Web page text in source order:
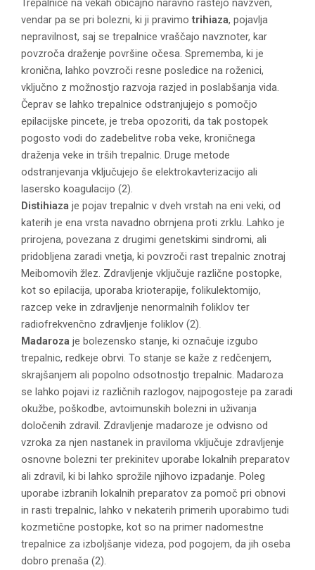
Trepalnice na vekah običajno naravno rastejo navzven,
vendar pa se pri bolezni, ki ji pravimo trihiaza, pojavlja
nepravilnost, saj se trepalnice vraščajo navznoter, kar
povzroča draženje površine očesa. Sprememba, ki je
kronična, lahko povzroči resne posledice na roženici,
vključno z možnostjo razvoja razjed in poslabšanja vida.
Čeprav se lahko trepalnice odstranjujejo s pomočjo
epilacijske pincete, je treba opozoriti, da tak postopek
pogosto vodi do zadebelitve roba veke, kroničnega
draženja veke in trših trepalnic. Druge metode
odstranjevanja vključujejo še elektrokavterizacijo ali
lasersko koagulacijo (2).
Distihiaza je pojav trepalnic v dveh vrstah na eni veki, od
katerih je ena vrsta navadno obrnjena proti zrklu. Lahko je
prirojena, povezana z drugimi genetskimi sindromi, ali
pridobljena zaradi vnetja, ki povzroči rast trepalnic znotraj
Meibomovih žlez. Zdravljenje vključuje različne postopke,
kot so epilacija, uporaba krioterapije, folikulektomijo,
razcep veke in zdravljenje nenormalnih foliklov ter
radiofrekvenčno zdravljenje foliklov (2).
Madaroza je bolezensko stanje, ki označuje izgubo
trepalnic, redkeje obrvi. To stanje se kaže z redčenjem,
skrajšanjem ali popolno odsotnostjo trepalnic. Madaroza
se lahko pojavi iz različnih razlogov, najpogosteje pa zaradi
okužbe, poškodbe, avtoimunskih bolezni in uživanja
določenih zdravil. Zdravljenje madaroze je odvisno od
vzroka za njen nastanek in praviloma vključuje zdravljenje
osnovne bolezni ter prekinitev uporabe lokalnih preparatov
ali zdravil, ki bi lahko sprožile njihovo izpadanje. Poleg
uporabe izbranih lokalnih preparatov za pomoč pri obnovi
in rasti trepalnic, lahko v nekaterih primerih uporabimo tudi
kozmetične postopke, kot so na primer nadomestne
trepalnice za izboljšanje videza, pod pogojem, da jih oseba
dobro prenaša (2).